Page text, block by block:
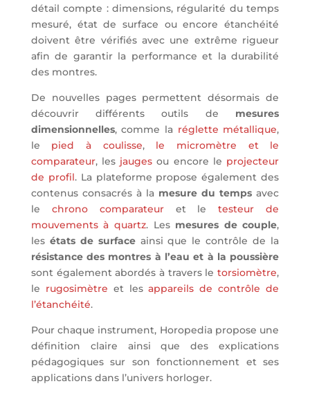
détail compte : dimensions, régularité du temps
mesuré, état de surface ou encore étanchéité
doivent être vérifiés avec une extrême rigueur
afin de garantir la performance et la durabilité
des montres.
De nouvelles pages permettent désormais de
découvrir différents outils de mesures
dimensionnelles, comme la réglette métallique,
le pied à coulisse, le micromètre et le
comparateur, les jauges ou encore le projecteur
de profil. La plateforme propose également des
contenus consacrés à la mesure du temps avec
le chrono comparateuret letesteur de
mouvements à quartz. Les mesures de couple,
les états de surfaceainsi que le contrôle de la
résistance des montres à l’eau et à la poussière
sont également abordés à travers letorsiomètre,
le rugosimètre et lesappareils de contrôle de
l’étanchéité.
Pour chaque instrument, Horopedia propose une
définition claire ainsi que des explications
pédagogiques sur son fonctionnement et ses
applications dans l’univers horloger.